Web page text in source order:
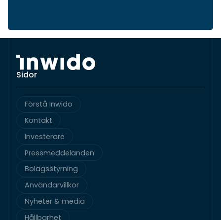
Sidor
Förstå Inwido
Kontakt
Investerare
Pressmeddelanden
Bolagsstyrning
Användarvillkor
Nyheter & media
Hållbarhet